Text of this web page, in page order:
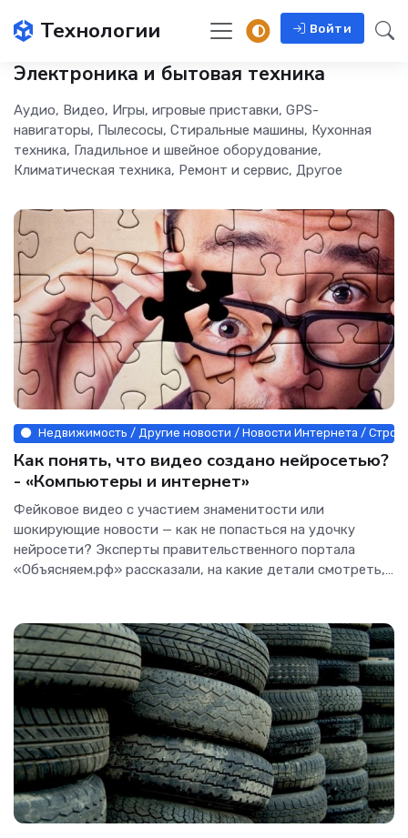
Технологии Войти
Электроника и бытовая техника
Аудио, Видео, Игры, игровые приставки, GPS-
навигаторы, Пылесосы, Стиральные машины, Кухонная
техника, Гладильное и швейное оборудование,
Климатическая техника, Ремонт и сервис, Другое
Недвижимость / Другие новости / Новости Интернета /
Как понять, что видео создано нейросетью?
- «Компьютеры и интернет»
Фейковое видео с участием знаменитости или
шокирующие новости — как не попасться на удочку
нейросети? Эксперты правительственного портала
«Объясняем.рф» рассказали, на какие детали смотреть,